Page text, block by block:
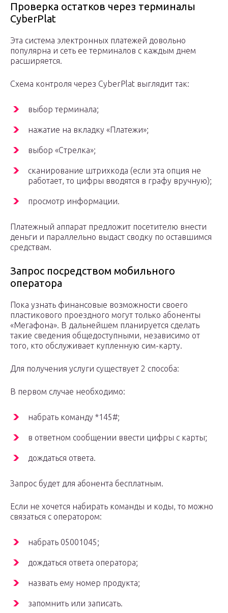
Проверка остатков через терминалы
CyberPlat
Эта система электронных платежей довольно
популярна и сеть ее терминалов с каждым днем
расширяется.
Схема контроля через CyberPlat выглядит так:
выбор терминала;
нажатие на вкладку «Платежи»;
выбор «Стрелка»;
сканирование штрихкода (если эта опция не
работает, то цифры вводятся в графу вручную);
просмотр информации.
Платежный аппарат предложит посетителю внести
деньги и параллельно выдаст сводку по оставшимся
средствам.
Запрос посредством мобильного
оператора
Пока узнать финансовые возможности своего
пластикового проездного могут только абоненты
«Мегафона». В дальнейшем планируется сделать
такие сведения общедоступными, независимо от
того, кто обслуживает купленную сим-карту.
Для получения услуги существует 2 способа:
В первом случае необходимо:
набрать команду *145#;
в ответном сообщении ввести цифры с карты;
дождаться ответа.
Запрос будет для абонента бесплатным.
Если не хочется набирать команды и коды, то можно
связаться с оператором:
набрать 05001045;
дождаться ответа оператора;
назвать ему номер продукта;
запомнить или записать.